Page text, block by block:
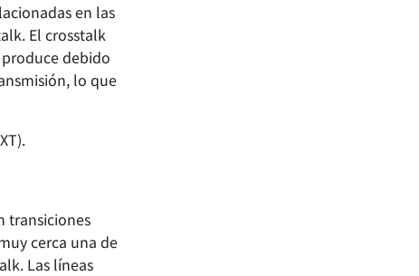
en las
El crosstalk
debido
lo que
transiciones
cerca una de
Las líneas